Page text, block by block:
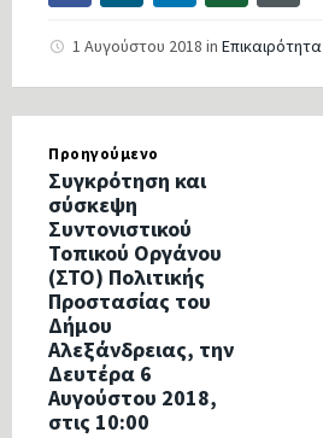
1 Αυγούστου 2018 in Επικαιρότητα
Προηγούμενο
Συγκρότηση και
σύσκεψη
Συντονιστικού
Τοπικού Οργάνου
(ΣΤΟ) Πολιτικής
Προστασίας του
Δήμου
Αλεξάνδρειας, την
Δευτέρα 6
Αυγούστου 2018,
στις 10:00